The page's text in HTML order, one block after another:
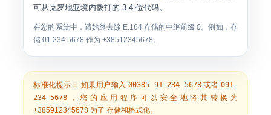
可从克罗地亚境内拨打的 3-4 位代码。
在您的系统中，请始终去除 E.164 存储的中继前缀 0。例如，存
储01 234 5678 作为+38512345678 。
标准化提示： 如果用户输入00385 91 234 5678或者 091-
234-5678 ，您的应用程序可以安全地将其转换为
+385912345678 为了 存储和格式化。